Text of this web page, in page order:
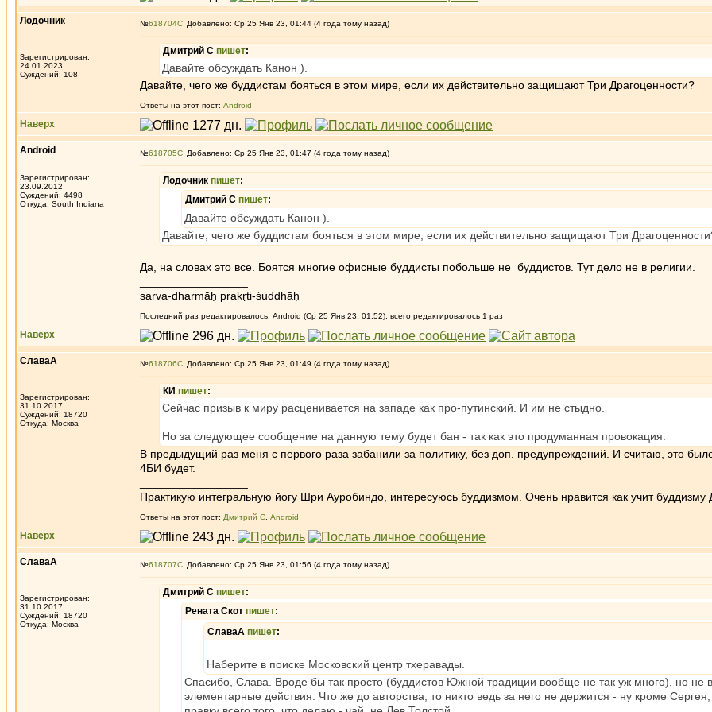
Лодочник
Зарегистрирован:
24.01.2023
Суждений: 108
№618704 Добавлено: Ср 25 Янв 23, 01:44 (4 года тому назад)
Дмитрий С пишет:
Давайте обсуждать Канон ).
Давайте, чего же буддистам бояться в этом мире, если их действительно защищают Три Драгоценности?
Ответы на этот пост: Android
Наверх
Android
Зарегистрирован:
23.09.2012
Суждений: 4498
Откуда: South Indiana
№618705 Добавлено: Ср 25 Янв 23, 01:47 (4 года тому назад)
Лодочник пишет:
Дмитрий С пишет:
Давайте обсуждать Канон ).
Давайте, чего же буддистам бояться в этом мире, если их действительно защищают Три
Да, на словах это все. Боятся многие офисные буддисты побольше не_буддистов. Тут дело не в религии.
sarva-dharmāḥ prakṛti-śuddhāḥ
Последний раз редактировалось: Android (Ср 25 Янв 23, 01:52), всего редактировалось 1 раз
Наверх
СлаваА
Зарегистрирован:
31.10.2017
Суждений: 18720
Откуда: Москва
№618706 Добавлено: Ср 25 Янв 23, 01:49 (4 года тому назад)
КИ пишет:
Сейчас призыв к миру расценивается на западе как про-путинский. И им не стыдно.
Но за следующее сообщение на данную тему будет бан - так как это продуманная провокация.
В предыдущий раз меня с первого раза забанили за политику, без доп. предупреждений. И считаю, это
4БИ будет.
Практикую интегральную йогу Шри Ауробиндо, интересуюсь буддизмом. Очень нравится как учит
Ответы на этот пост: Дмитрий С Android
Наверх
СлаваА
Зарегистрирован:
31.10.2017
Суждений: 18720
Откуда: Москва
№618707 Добавлено: Ср 25 Янв 23, 01:56 (4 года тому назад)
Дмитрий С пишет:
Рената Скот пишет:
СлаваА пишет:
Наберите в поиске Московский центр тхеравады.
Спасибо, Слава. Вроде бы так просто (буддистов Южной традиции вообще не так уж много), но не
элементарные действия. Что же до авторства, то никто ведь за него не держится - ну кроме